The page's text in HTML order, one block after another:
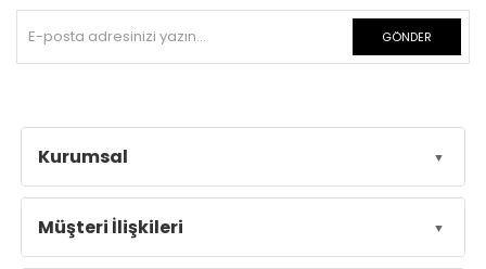
GÖNDER
Kurumsal
Müşteri İlişkileri